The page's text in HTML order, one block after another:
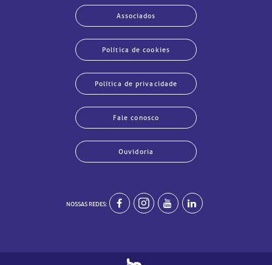
Associados
Política de cookies
Política de privacidade
Fale conosco
Ouvidoria
NOSSAS REDES: